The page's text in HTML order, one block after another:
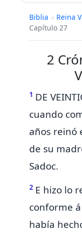
Biblia » Reina
Capítulo 27
2
1 DE
cuando
años reinó
de su
Sadoc.
2 E hizo lo
conforme
había